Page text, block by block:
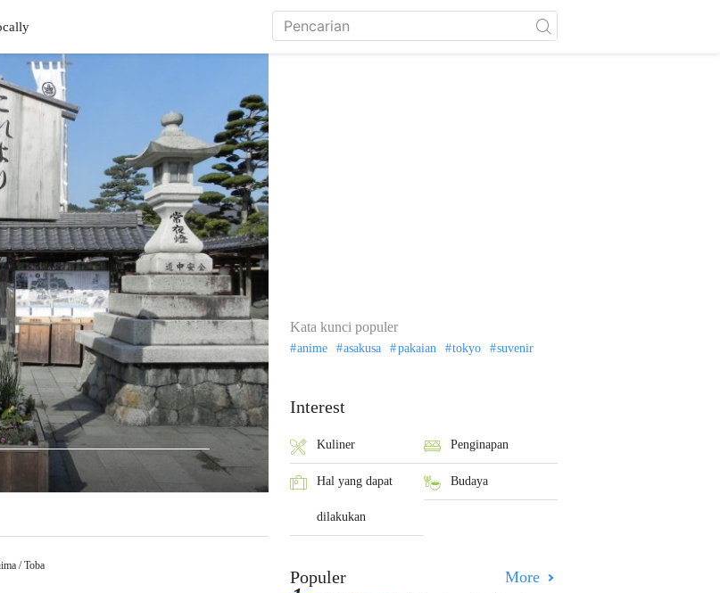
/ Toba
Kata kunci populer
anime asakusa pakaian tokyo suvenir
Interest
Kuliner Penginapan
Hal yang dapat
dilakukan
Budaya
Populer More